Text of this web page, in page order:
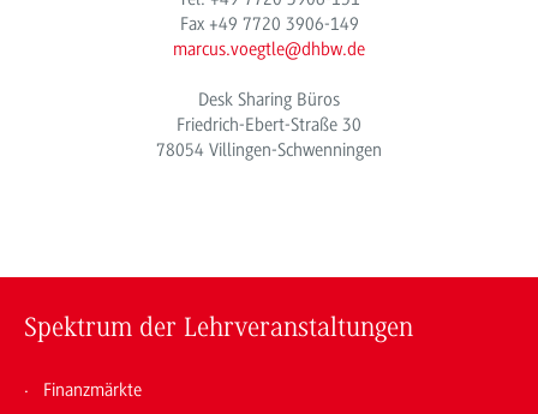
Fax +49 7720 3906-149
marcus.voegtle@dhbw.de
Desk Sharing Büros
Friedrich-Ebert-Straße 30
78054 Villingen-Schwenningen
Spektrum der Lehrveranstaltungen
Finanzmärkte